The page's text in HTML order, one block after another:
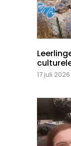
17 juli 2026